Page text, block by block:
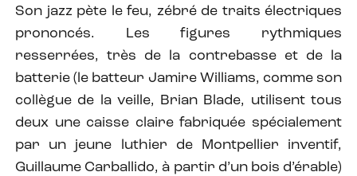
Son jazz pète le feu, zébré de traits électriques
prononcés. Les figures rythmiques
resserrées, très de la contrebasse et de la
batterie (le batteur Jamire Williams, comme son
collègue de la veille, Brian Blade, utilisent tous
deux une caisse claire fabriquée spécialement
par un jeune luthier de Montpellier inventif,
Guillaume Carballido, à partir d’un bois d’érable)